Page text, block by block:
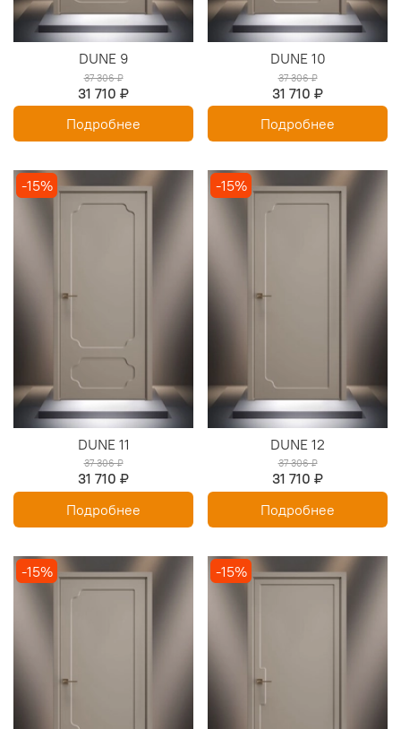
DUNE 9
37 306 ₽
31 710 ₽
Подробнее
DUNE 10
37 306 ₽
31 710 ₽
Подробнее
-15%
DUNE 11
37 306 ₽
31 710 ₽
Подробнее
-15%
DUNE 12
37 306 ₽
31 710 ₽
Подробнее
-15% -15%